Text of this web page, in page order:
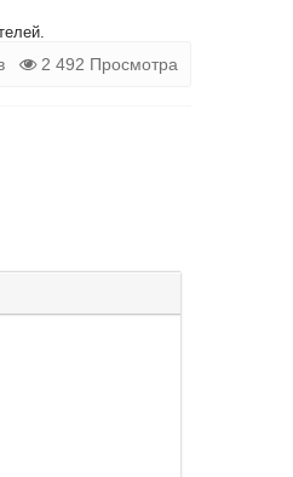
2 492 Просмотра